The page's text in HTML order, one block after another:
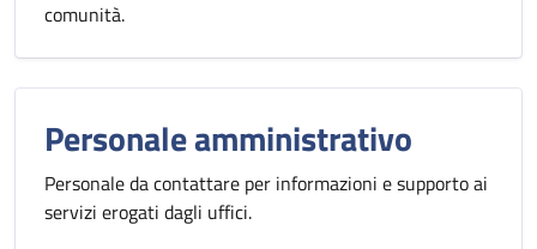
comunità.
Personale amministrativo
Personale da contattare per informazioni e supporto ai
servizi erogati dagli uffici.